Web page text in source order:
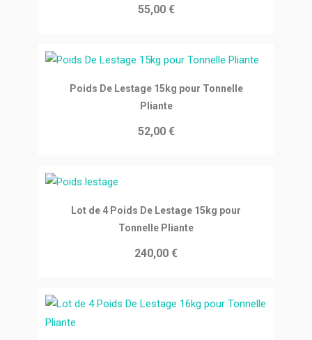
55,00 €
Ajouter au panier
Poids De Lestage 15kg pour Tonnelle
Pliante
52,00 €
Ajouter au panier
Lot de 4 Poids De Lestage 15kg pour
Tonnelle Pliante
240,00 €